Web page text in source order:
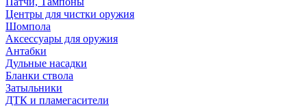
Центры для чистки оружия
Шомпола
Аксессуары для оружия
Антабки
Дульные насадки
Бланки ствола
Затыльники
ДТК и пламегасители